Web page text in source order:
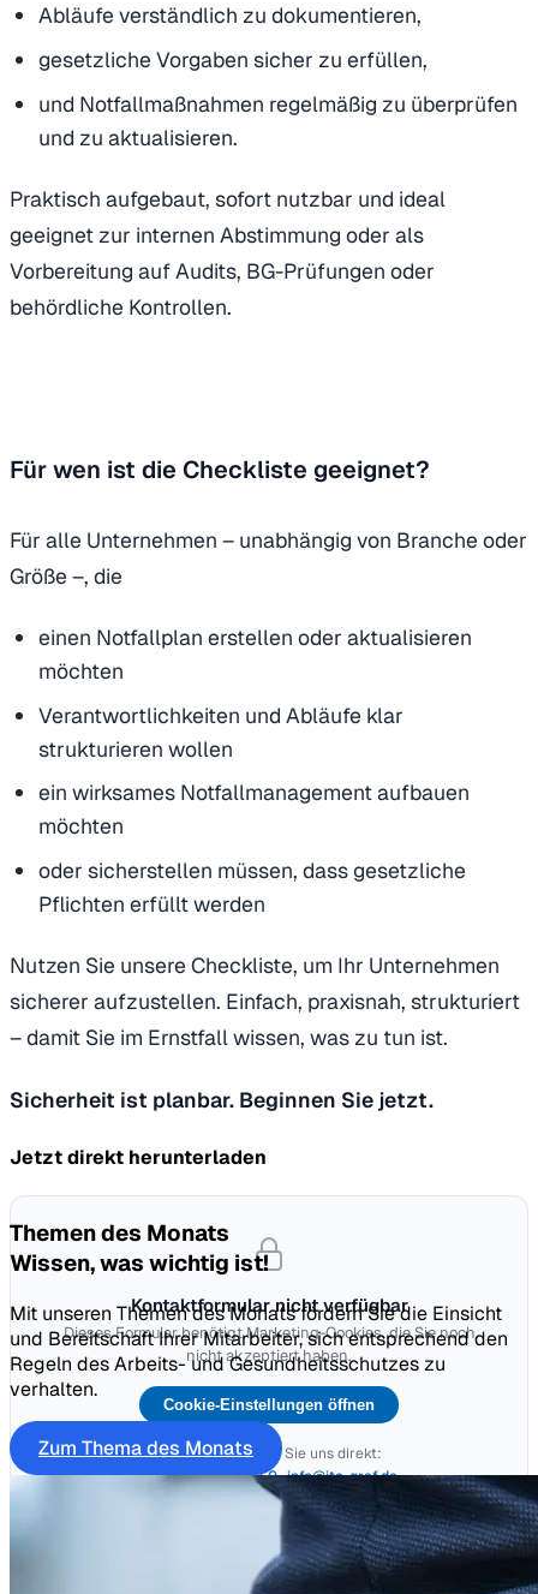
Abläufe verständlich zu dokumentieren,
gesetzliche Vorgaben sicher zu erfüllen,
und Notfallmaßnahmen regelmäßig zu überprüfen
und zu aktualisieren.
Praktisch aufgebaut, sofort nutzbar und ideal
geeignet zur internen Abstimmung oder als
Vorbereitung auf Audits, BG-Prüfungen oder
behördliche Kontrollen.
Für wen ist die Checkliste geeignet?
Für alle Unternehmen – unabhängig von Branche oder
Größe –, die
einen Notfallplan erstellen oder aktualisieren
möchten
Verantwortlichkeiten und Abläufe klar
strukturieren wollen
ein wirksames Notfallmanagement aufbauen
möchten
oder sicherstellen müssen, dass gesetzliche
Pflichten erfüllt werden
Nutzen Sie unsere Checkliste, um Ihr Unternehmen
sicherer aufzustellen. Einfach, praxisnah, strukturiert
– damit Sie im Ernstfall wissen, was zu tun ist.
Sicherheit ist planbar. Beginnen Sie jetzt.
Jetzt direkt herunterladen
Kontaktformular nicht verfügbar
Dieses Formular benötigt Marketing-Cookies, die Sie noch
nicht akzeptiert haben.
Cookie-Einstellungen öffnen
Oder kontaktieren Sie uns direkt:
+49 (0) 7321 2783 0·info@itc-graf.de
Themen des Monats
Wissen, was wichtig ist!
Mit unseren Themen des Monats fördern Sie die Einsicht
und Bereitschaft Ihrer Mitarbeiter, sich entsprechend den
Regeln des Arbeits- und Gesundheitsschutzes zu
verhalten.
Zum Thema des Monats